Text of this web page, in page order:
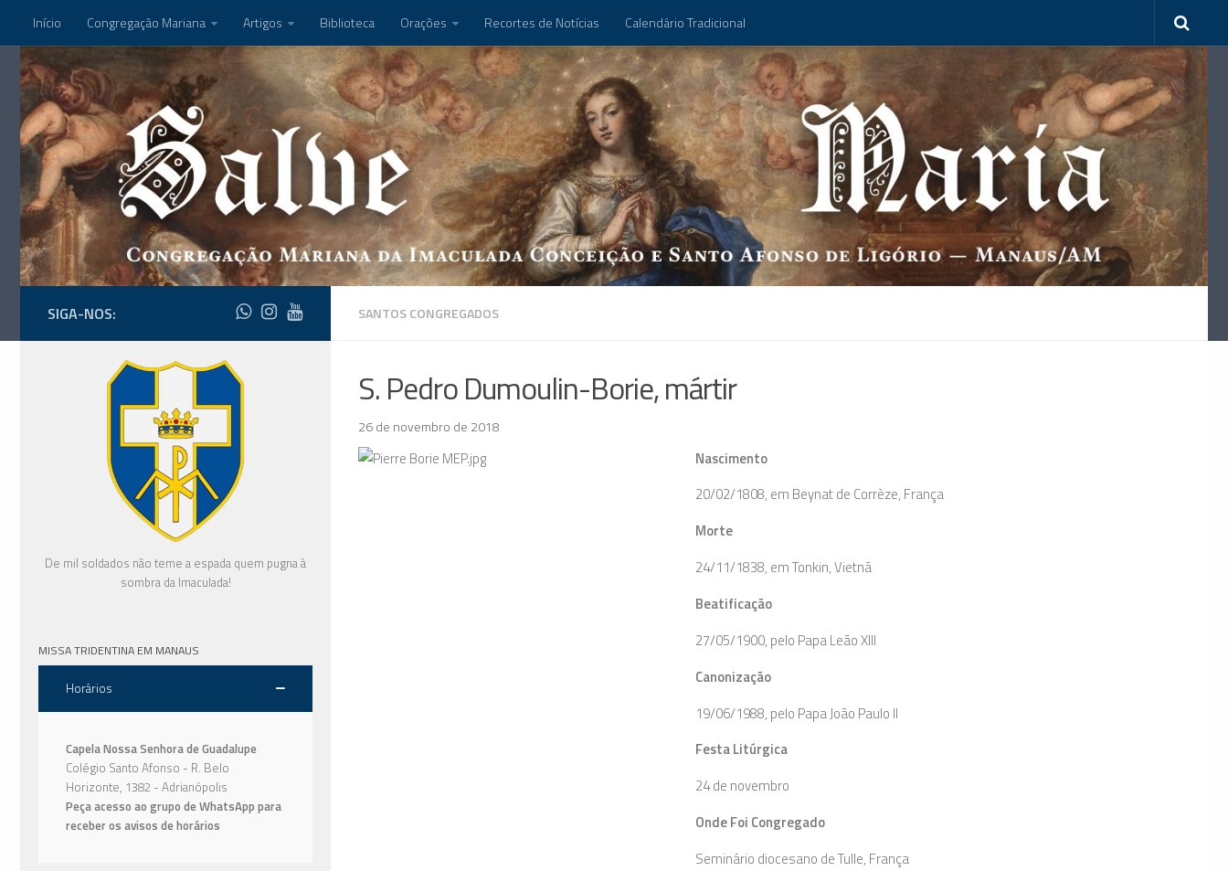
Início Congregação Mariana Artigos Biblioteca Orações Recortes de Notícias Calendário Tradicional
SANTOS CONGREGADOS
S. Pedro Dumoulin-Borie, mártir
26 de novembro de 2018
Nascimento
20/02/1808, em Beynat de Corrèze, França
Morte
24/11/1838, em Tonkin, Vietnã
Beatificação
27/05/1900, pelo Papa Leão XIII
Canonização
19/06/1988, pelo Papa João Paulo II
Festa Litúrgica
24 de novembro
Onde Foi Congregado
Seminário diocesano de Tulle, França
SIGA-NOS:
De mil soldados não teme a espada quem pugna à
sombra da Imaculada!
MISSA TRIDENTINA EM MANAUS
Horários
Capela Nossa Senhora de Guadalupe
Colégio Santo Afonso - R. Belo
Horizonte, 1382 - Adrianópolis
Peça acesso ao grupo de WhatsApp para
receber os avisos de horários